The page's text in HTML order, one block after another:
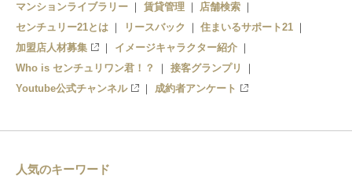
マンションライブラリー
賃貸管理
店舗検索
センチュリー21とは
リースバック
住まいるサポート21
加盟店人材募集
イメージキャラクター紹介
Who is センチュリワン君！？
接客グランプリ
Youtube公式チャンネル
成約者アンケート
人気のキーワード